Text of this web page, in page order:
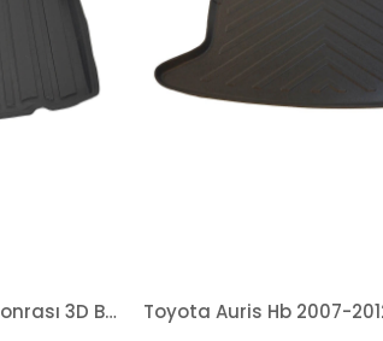
Toyota Auris Hb 2013 Ve Sonrası 3D Bagaj Havuzu Bizymo